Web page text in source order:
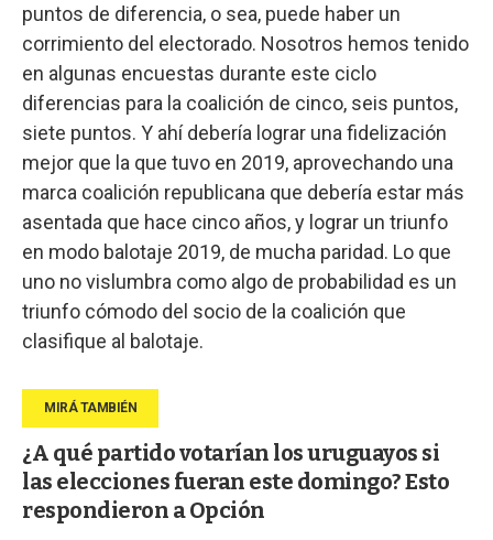
puntos de diferencia, o sea, puede haber un
corrimiento del electorado. Nosotros hemos tenido
en algunas encuestas durante este ciclo
diferencias para la coalición de cinco, seis puntos,
siete puntos. Y ahí debería lograr una fidelización
mejor que la que tuvo en 2019, aprovechando una
marca coalición republicana que debería estar más
asentada que hace cinco años, y lograr un triunfo
en modo balotaje 2019, de mucha paridad. Lo que
uno no vislumbra como algo de probabilidad es un
triunfo cómodo del socio de la coalición que
clasifique al balotaje.
¿A qué partido votarían los uruguayos si
las elecciones fueran este domingo? Esto
respondieron a Opción